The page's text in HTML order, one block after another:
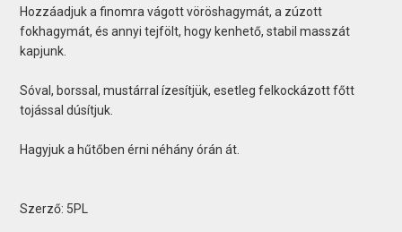
Hozzáadjuk a finomra vágott vöröshagymát, a zúzott
fokhagymát, és annyi tejfölt, hogy kenhető, stabil masszát
kapjunk.
Sóval, borssal, mustárral ízesítjük, esetleg felkockázott főtt
tojással dúsítjuk.
Hagyjuk a hűtőben érni néhány órán át.
Szerző: 5PL